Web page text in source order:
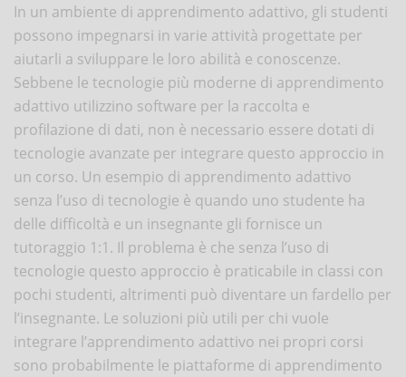
In un ambiente di apprendimento adattivo, gli studenti
possono impegnarsi in varie attività progettate per
aiutarli a sviluppare le loro abilità e conoscenze.
Sebbene le tecnologie più moderne di apprendimento
adattivo utilizzino software per la raccolta e
profilazione di dati, non è necessario essere dotati di
tecnologie avanzate per integrare questo approccio in
un corso. Un esempio di apprendimento adattivo
senza l’uso di tecnologie è quando uno studente ha
delle difficoltà e un insegnante gli fornisce un
tutoraggio 1:1. Il problema è che senza l’uso di
tecnologie questo approccio è praticabile in classi con
pochi studenti, altrimenti può diventare un fardello per
l’insegnante. Le soluzioni più utili per chi vuole
integrare l’apprendimento adattivo nei propri corsi
sono probabilmente le piattaforme di apprendimento